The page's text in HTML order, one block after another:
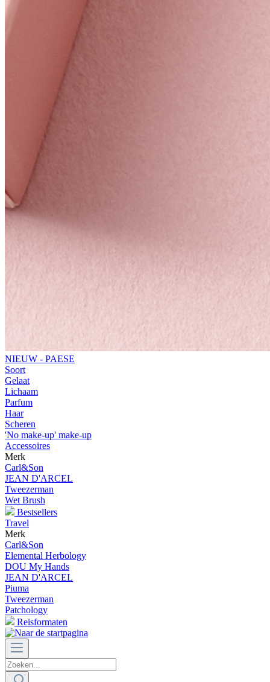
NIEUW - PAESE
Soort
Gelaat
Lichaam
Parfum
Haar
Scheren
'No make-up' make-up
Accessoires
Merk
Carl&Son
JEAN D'ARCEL
Tweezerman
Wet Brush
Bestsellers
Travel
Merk
Carl&Son
Elemental Herbology
DOU My Hands
JEAN D'ARCEL
Piuma
Tweezerman
Patchology
Reisformaten